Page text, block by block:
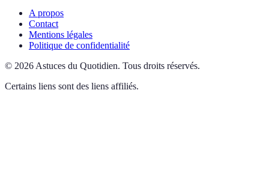
A propos
Contact
Mentions légales
Politique de confidentialité
© 2026 Astuces du Quotidien. Tous droits réservés.
Certains liens sont des liens affiliés.